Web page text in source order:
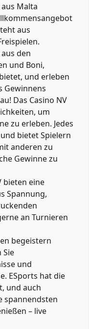
Malta
aus
den
und Boni,
und erleben
Gewinnens
Das Casino NV
um
zu erleben. Jedes
bietet Spielern
anderen zu
Gewinne zu
bieten eine
Spannung,
an Turnieren
begeistern
Sie
und
ESports hat die
und auch
spannendsten
– live